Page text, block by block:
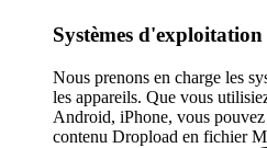
Systèmes d'exploitation
Nous prenons en charge les
les appareils. Que vous
Android, iPhone, vous
contenu Dropload en fichier